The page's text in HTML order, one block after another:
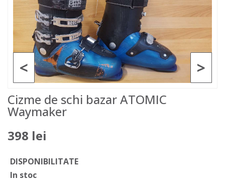
>
<
Cizme de schi bazar ATOMIC
Waymaker
398 lei
DISPONIBILITATE
In stoc